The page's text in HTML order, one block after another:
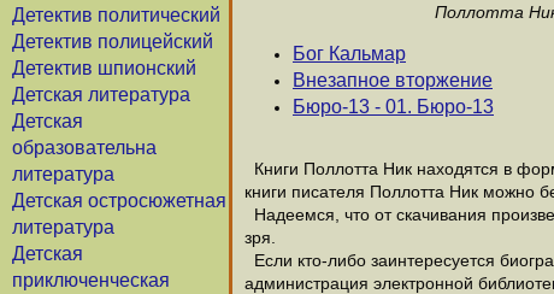
Детектив политический
Детектив полицейский
Детектив шпионский
Детская литература
Детская
образовательна
литература
Детская остросюжетная
литература
Детская
приключенческая
Поллотта
Бог Кальмар
Внезапное вторжение
Бюро-13 - 01. Бюро-13
Книги Поллотта Ник находятся в
книги писателя Поллотта Ник можно
Надеемся, что от скачивания
зря.
Если кто-либо заинтересуется
администрация электронной